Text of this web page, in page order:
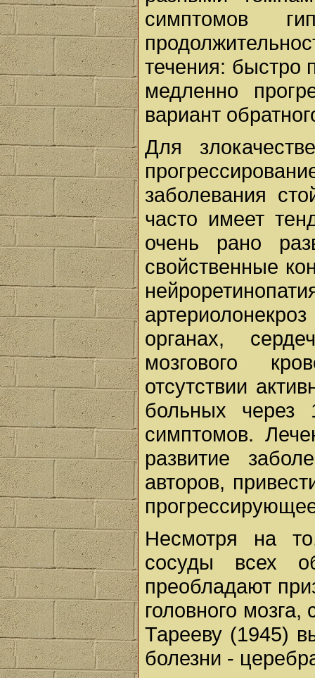
симптомов
течения: быстро
медленно
вариант
Для
заболевания
часто имеет
очень рано
свойственные
органах,
мозгового
отсутствии
больных через
симптомов.
развитие
авторов,
Несмотря на
сосуды всех
преобладают
головного
Тарееву (1945)
болезни -